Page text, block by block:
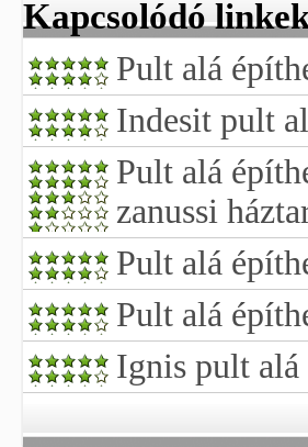
Kapcsolódó
Pult alá
Indesit pult
Pult alá
zanussi
Pult alá
Pult alá
Ignis pult alá